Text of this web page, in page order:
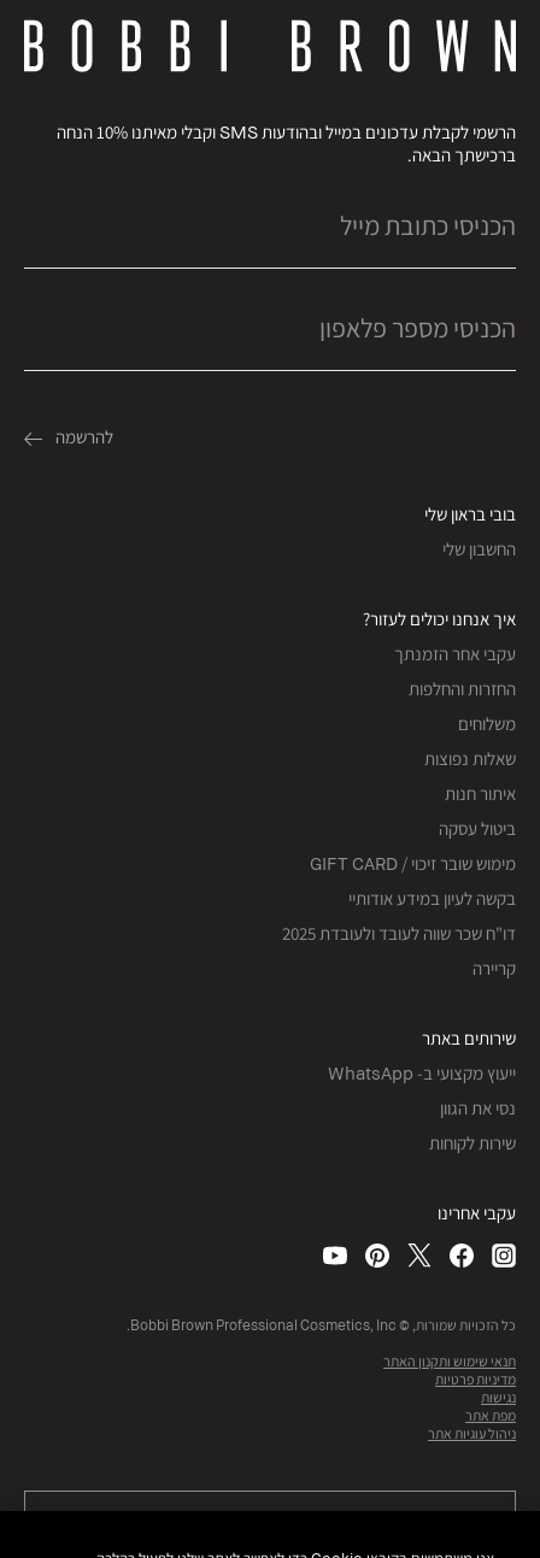
הרשמי לקבלת עדכונים במייל ובהודעות SMS וקבלי מאיתנו 10% הנחה
ברכישתך הבאה.
בובי בראון שלי
החשבון שלי
איך אנחנו יכולים לעזור?
עקבי אחר הזמנתך
החזרות והחלפות
משלוחים
שאלות נפוצות
איתור חנות
ביטול עסקה
מימוש שובר זיכוי / GIFT CARD
בקשה לעיון במידע אודותיי
דו"ח שכר שווה לעובד ולעובדת 2025
קריירה
שירותים באתר
ייעוץ מקצועי ב- WhatsApp
נסי את הגוון
שירות לקוחות
עקבי אחרינו
כל הזכויות שמורות, © Bobbi Brown Professional Cosmetics, Inc.
תנאי שימוש ותקנון האתר
מדיניות פרטיות
נגישות
מפת אתר
ניהול עוגיות אתר